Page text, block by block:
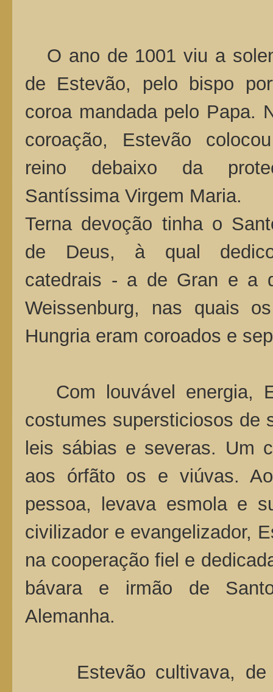
O ano de 1001 viu a
de Estevão, pelo bispo
coroa mandada pelo Papa.
coroação, Estevão
reino debaixo da
Santíssima Virgem Maria.
Terna devoção tinha o
de Deus, à qual
catedrais - a de Gran e a
Weissenburg, nas quais
Hungria eram coroados e
Com louvável energia,
costumes supersticiosos de
leis sábias e severas. Um
aos órfãto os e viúvas.
pessoa, levava esmola e
civilizador e evangelizador,
na cooperação fiel e
bávara e irmão de
Alemanha.
Estevão cultivava, de